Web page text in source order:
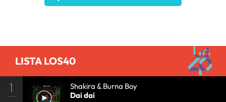
LISTA LOS40
1
Shakira & Burna Boy
Dai dai